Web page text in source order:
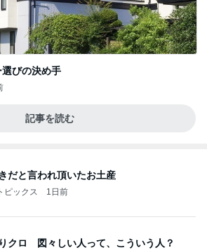
びの決め手
記事を読む
だと言われ頂いたお土産
ピックス 1日前
クロ 図々しい人って、こういう人？